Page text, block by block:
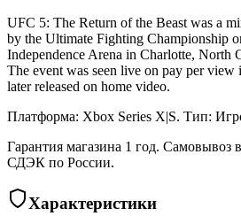
UFC 5: The Return of the Beast was a
by the Ultimate Fighting Championship
Independence Arena in Charlotte, North
The event was seen live on pay per view
later released on home video.
Платформа: Xbox Series X|S. Тип:
Гарантия магазина 1 год. Самовывоз
СДЭК по России.
Характеристики